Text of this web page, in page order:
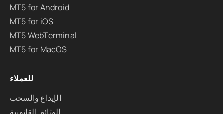
MT5 for Android
MT5 for iOS
MT5 WebTerminal
MT5 for MacOS
للعملاء
الإيداع والسحب
الوثائق القانونية